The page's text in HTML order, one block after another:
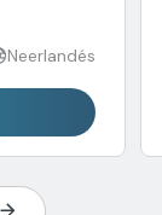
Neerlandés